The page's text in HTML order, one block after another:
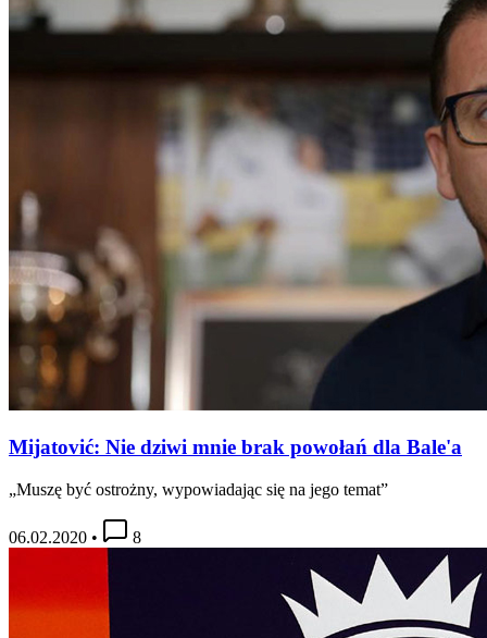
Mijatović: Nie dziwi mnie brak powołań dla Bale'a
„Muszę być ostrożny, wypowiadając się na jego temat”
06.02.2020 • 8